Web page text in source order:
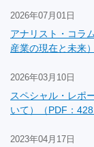
2026年07月01日
アナリスト・コラ
産業の現在と未来
2026年03月10日
スペシャル・レポ
いて）（PDF：
2023年04月17日